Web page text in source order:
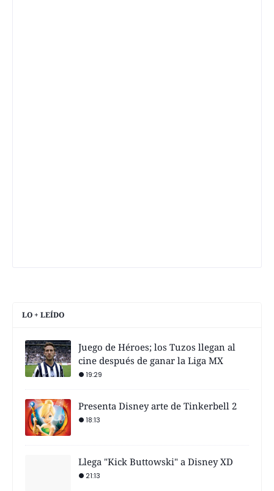
LO + LEÍDO
Juego de Héroes; los Tuzos llegan al
cine después de ganar la Liga MX
19:29
Presenta Disney arte de Tinkerbell 2
18:13
Llega "Kick Buttowski" a Disney XD
21:13